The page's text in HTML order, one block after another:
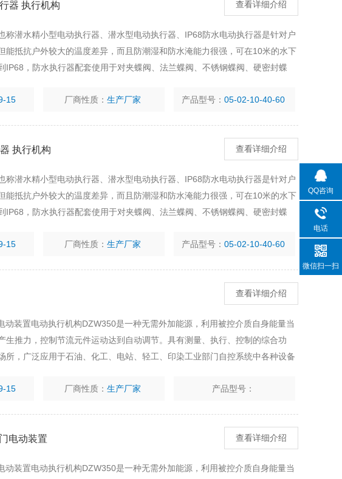
器 执行机构 查看详细介绍
称潜水精小型电动执行器、潜水型电动执行器、IP68防水电动执行器是针对户
能抵抗户外较大的温度差异，而且防潮湿和防水淹能力很强，可在10米的水下
IP68，防水执行器配套使用于对夹蝶阀、法兰蝶阀、不锈钢蝶阀、硬密封蝶
15 厂商性质：生产厂家 产品型号：05-02-10-40-60
执行机构 查看详细介绍
称潜水精小型电动执行器、潜水型电动执行器、IP68防水电动执行器是针对户
能抵抗户外较大的温度差异，而且防潮湿和防水淹能力很强，可在10米的水下
IP68，防水执行器配套使用于对夹蝶阀、法兰蝶阀、不锈钢蝶阀、硬密封蝶
15 厂商性质：生产厂家 产品型号：05-02-10-40-60
查看详细介绍
动装置电动执行机构DZW350是一种无需外加能源，利用被控介质自身能量当
生推力，控制节流元件运动达到自动调节。具有测量、执行、控制的综合功
所，广泛应用于石油、化工、电站、轻工、印染工业部门自控系统中各种设备
15 厂商性质：生产厂家 产品型号：
电动装置 查看详细介绍
动装置电动执行机构DZW350是一种无需外加能源，利用被控介质自身能量当
QQ咨询
电话
微信扫一扫